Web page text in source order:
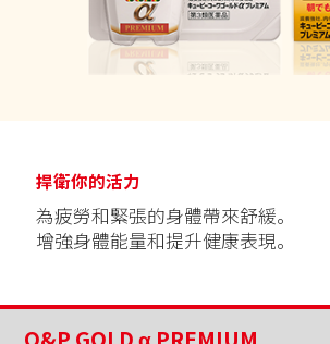
捍衛你的活力
為疲勞和緊張的身體帶來舒緩。
增強身體能量和提升健康表現。